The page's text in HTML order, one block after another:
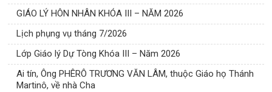
GIÁO LÝ HÔN NHÂN KHÓA III – NĂM 2026
Lịch phụng vụ tháng 7/2026
Lớp Giáo lý Dự Tòng Khóa III – Năm 2026
Ai tín, Ông PHÊRÔ TRƯƠNG VĂN LÂM, thuộc Giáo họ Thánh
Martinô, về nhà Cha